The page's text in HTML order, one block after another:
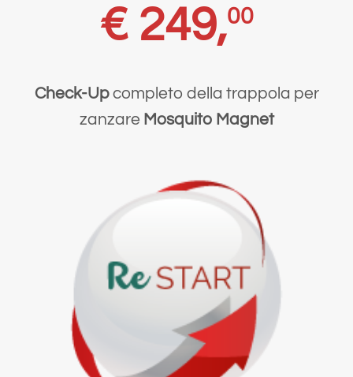
€ 249,00
Check-Upcompleto della trappola per
zanzare Mosquito Magnet